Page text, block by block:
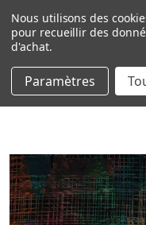
Nous utilisons des
pour recueillir des
d'achat.
Paramètres